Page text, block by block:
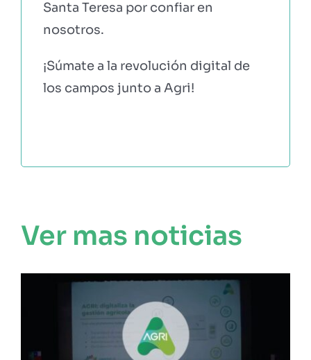
Santa Teresa por confiar en
nosotros.
¡Súmate a la revolución digital de
los campos junto a Agri!
Ver mas noticias